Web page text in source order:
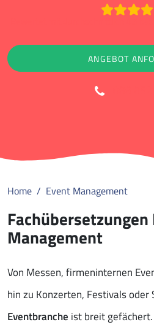
ANGEBOT
Home Event Management
Fachübersetzungen
Management
Von Messen, firmeninternen
hin zu Konzerten, Festivals
Eventbranche ist breit